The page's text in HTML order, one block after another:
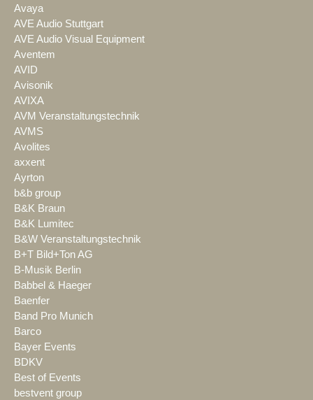
Avaya
AVE Audio Stuttgart
AVE Audio Visual Equipment
Aventem
AVID
Avisonik
AVIXA
AVM Veranstaltungstechnik
AVMS
Avolites
axxent
Ayrton
b&b group
B&K Braun
B&K Lumitec
B&W Veranstaltungstechnik
B+T Bild+Ton AG
B-Musik Berlin
Babbel & Haeger
Baenfer
Band Pro Munich
Barco
Bayer Events
BDKV
Best of Events
bestvent group